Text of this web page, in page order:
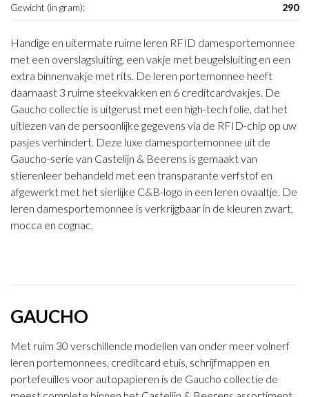
Gewicht (in gram): 290
Handige en uitermate ruime leren RFID damesportemonnee
met een overslagsluiting, een vakje met beugelsluiting en een
extra binnenvakje met rits. De leren portemonnee heeft
daarnaast 3 ruime steekvakken en 6 creditcardvakjes. De
Gaucho collectie is uitgerust met een high-tech folie, dat het
uitlezen van de persoonlijke gegevens via de RFID-chip op uw
pasjes verhindert. Deze luxe damesportemonnee uit de
Gaucho-serie van Castelijn & Beerens is gemaakt van
stierenleer behandeld met een transparante verfstof en
afgewerkt met het sierlijke C&B-logo in een leren ovaaltje. De
leren damesportemonnee is verkrijgbaar in de kleuren zwart,
mocca en cognac.
GAUCHO
Met ruim 30 verschillende modellen van onder meer volnerf
leren portemonnees, creditcard etuis, schrijfmappen en
portefeuilles voor autopapieren is de Gaucho collectie de